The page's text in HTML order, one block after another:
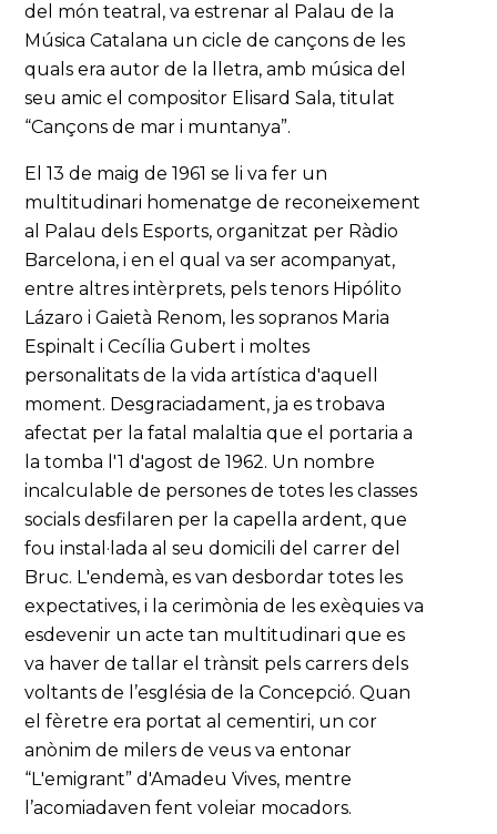
del món teatral, va estrenar al Palau de la
Música Catalana un cicle de cançons de les
quals era autor de la lletra, amb música del
seu amic el compositor Elisard Sala, titulat
“Cançons de mar i muntanya”.
El 13 de maig de 1961 se li va fer un
multitudinari homenatge de reconeixement
al Palau dels Esports, organitzat per Ràdio
Barcelona, i en el qual va ser acompanyat,
entre altres intèrprets, pels tenors Hipólito
Lázaro i Gaietà Renom, les sopranos Maria
Espinalt i Cecília Gubert i moltes
personalitats de la vida artística d'aquell
moment. Desgraciadament, ja es trobava
afectat per la fatal malaltia que el portaria a
la tomba l'1 d'agost de 1962. Un nombre
incalculable de persones de totes les classes
socials desfilaren per la capella ardent, que
fou instal·lada al seu domicili del carrer del
Bruc. L'endemà, es van desbordar totes les
expectatives, i la cerimònia de les exèquies va
esdevenir un acte tan multitudinari que es
va haver de tallar el trànsit pels carrers dels
voltants de l’església de la Concepció. Quan
el fèretre era portat al cementiri, un cor
anònim de milers de veus va entonar
“L'emigrant” d'Amadeu Vives, mentre
l’acomiadaven fent voleiar mocadors.